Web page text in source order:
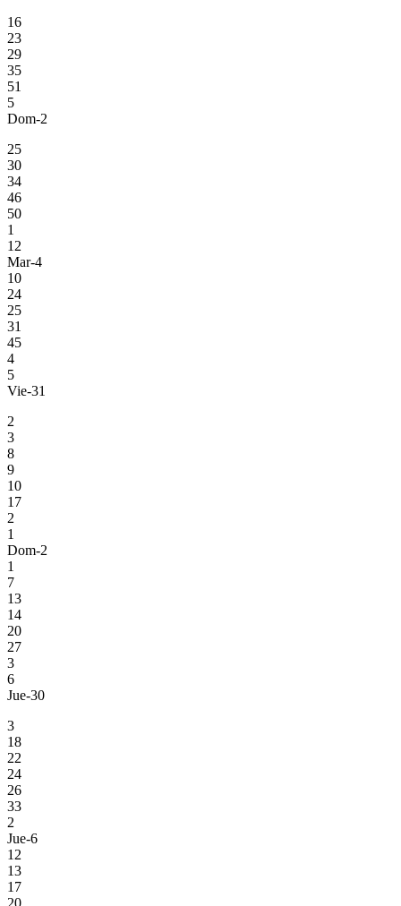
16
23
29
35
51
5
Dom-2
25
30
34
46
50
1
12
Mar-4
10
24
25
31
45
4
5
Vie-31
2
3
8
9
10
17
2
1
Dom-2
1
7
13
14
20
27
3
6
Jue-30
3
18
22
24
26
33
2
Jue-6
12
13
17
20